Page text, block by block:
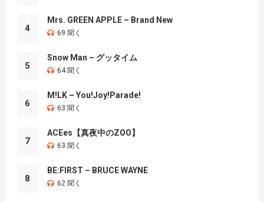
4
Mrs. GREEN APPLE – Brand New
69 聞く
5
Snow Man – グッタイム
64 聞く
6
M!LK – You!Joy!Parade!
63 聞く
7
ACEes【真夜中のZOO】
63 聞く
8
BE:FIRST – BRUCE WAYNE
62 聞く